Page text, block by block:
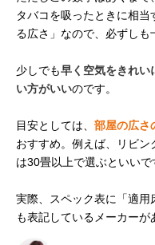
タバコを吸ったときに相
る広さ」なので、必ずしも
少しでも早く空気をきれい
い方がいいのです。
目安としては、 部屋の広さ
おすすめ。例えば、リビ
は30畳以上で選ぶといいで
実際、スペック表に「適用
も表記しているメーカーが